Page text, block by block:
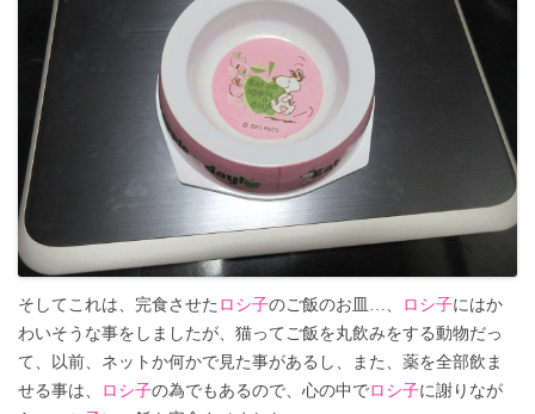
そしてこれは、完食させた ロシ子のご飯のお皿…、 ロシ子にはか
わいそうな事をしましたが、猫ってご飯を丸飲みをする動物だっ
て、以前、ネットか何かで見た事があるし、また、薬を全部飲ま
せる事は、
ロシ子の為でもあるので、心の中でロシ子に謝りなが